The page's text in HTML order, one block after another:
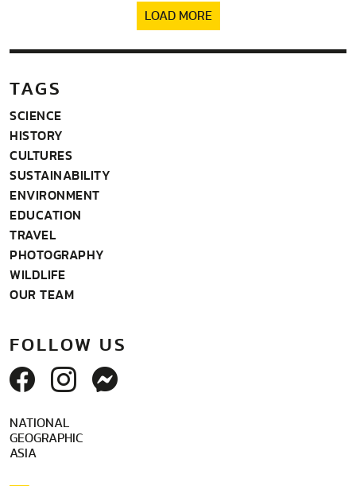
LOAD MORE
TAGS
SCIENCE
HISTORY
CULTURES
SUSTAINABILITY
ENVIRONMENT
EDUCATION
TRAVEL
PHOTOGRAPHY
WILDLIFE
OUR TEAM
FOLLOW US
NATIONAL
GEOGRAPHIC
ASIA